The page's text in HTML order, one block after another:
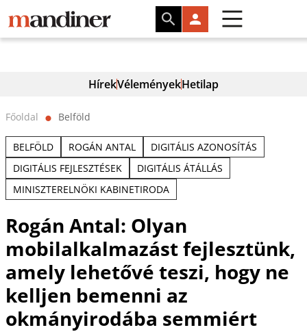
HírekVéleményekHetilap
Főoldal ⬤ Belföld
BELFÖLD ROGÁN ANTAL
DIGITÁLIS AZONOSÍTÁS
DIGITÁLIS FEJLESZTÉSEK
DIGITÁLIS ÁTÁLLÁS
MINISZTERELNÖKI KABINETIRODA
Rogán Antal: Olyan
mobilalkalmazást fejlesztünk,
amely lehetővé teszi, hogy ne
kelljen bemenni az
okmányirodába semmiért